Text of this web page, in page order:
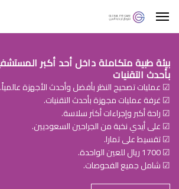
بيئة طبية متكاملة داخل أحد أكبر
بأحدث التقنيات
☑ عمليات تصحيح النظر بأفضل وأحدث الأجهزة عالمياً.
☑ غرفة عمليات مجهزة بأحدث التقنيات.
☑ راحة أكبر وإجراءات أكثر سلاسة.
☑ على أيدي نخبة من الجراحين السعوديين.
☑ تقسيط على تمارا.
☑ 1700 ريال للعين الواحدة.
☑ شامل جميع الفحوصات.